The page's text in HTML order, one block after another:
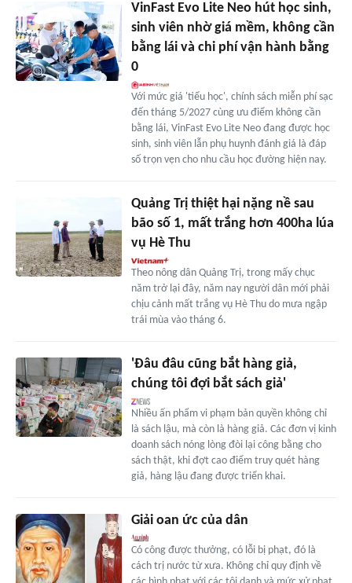
VinFast Evo Lite Neo hút học sinh,
sinh viên nhờ giá mềm, không cần
bằng lái và chi phí vận hành bằng
0
Với mức giá 'tiểu học', chính sách miễn phí sạc
đến tháng 5/2027 cùng ưu điểm không cần
bằng lái, VinFast Evo Lite Neo đang được học
sinh, sinh viên lẫn phụ huynh đánh giá là đáp
số trọn vẹn cho nhu cầu học đường hiện nay.
Quảng Trị thiệt hại nặng nề sau
bão số 1, mất trắng hơn 400ha lúa
vụ Hè Thu
Theo nông dân Quảng Trị, trong mấy chục
năm trở lại đây, năm nay người dân mới phải
chịu cảnh mất trắng vụ Hè Thu do mưa ngập
trái mùa vào tháng 6.
'Đâu đâu cũng bắt hàng giả,
chúng tôi đợi bắt sách giả'
Nhiều ấn phẩm vi phạm bản quyền không chỉ
là sách lậu, mà còn là hàng giả. Các đơn vị kinh
doanh sách nóng lòng đòi lại công bằng cho
sách thật, khi đợt cao điểm truy quét hàng
giả, hàng lậu đang được triển khai.
Giải oan ức của dân
Có công được thưởng, có lỗi bị phạt, đó là
cách trị nước từ xưa. Không chỉ quy định về